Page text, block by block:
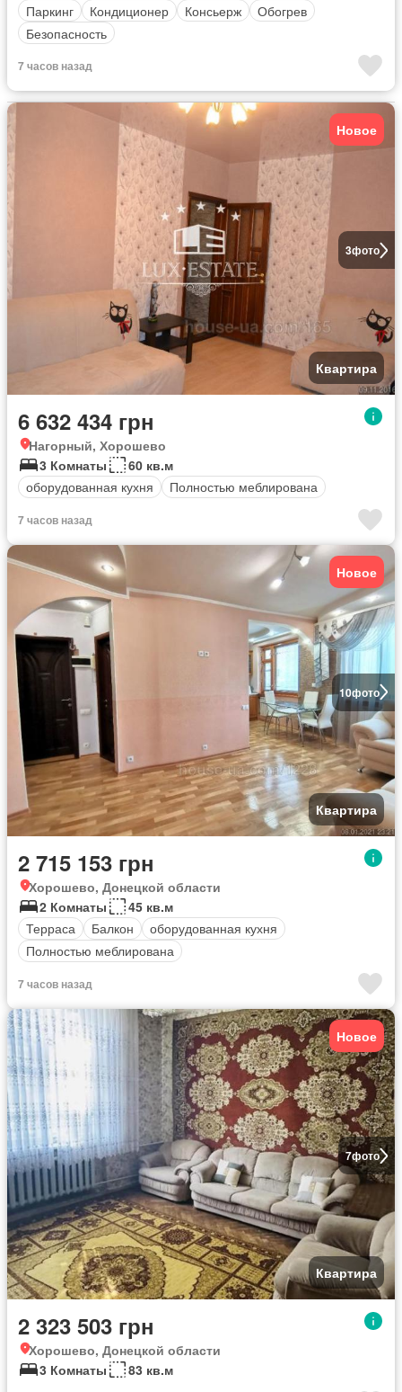
Паркинг
Кондиционер Консьерж
Обогрев
Безопасность
7 часов назад
3фото
Новое
Квартира
6 632 434 грн
Нагорный, Хорошево
3 Комнаты
60 кв.м
оборудованная кухня
Полностью меблирована
7 часов назад
10фото
Новое
Квартира
2 715 153 грн
Хорошево, Донецкой области
2 Комнаты
45 кв.м
Терраса
Балкон
оборудованная кухня
Полностью меблирована
7 часов назад
7фото
Новое
Квартира
2 323 503 грн
Хорошево, Донецкой области
3 Комнаты
83 кв.м